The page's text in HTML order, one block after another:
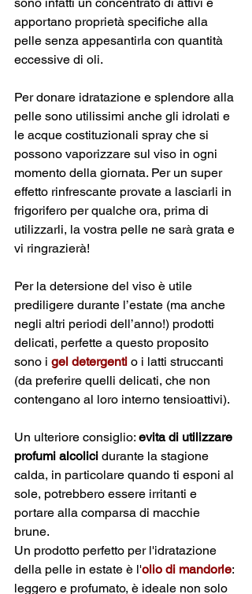
apportano proprietà specifiche alla
pelle senza appesantirla con quantità
eccessive di oli.
Per donare idratazione e splendore alla
pelle sono utilissimi anche gli idrolati e
le acque costituzionali spray che si
possono vaporizzare sul viso in ogni
momento della giornata. Per un super
effetto rinfrescante provate a lasciarli in
frigorifero per qualche ora, prima di
utilizzarli, la vostra pelle ne sarà grata e
vi ringrazierà!
Per la detersione del viso è utile
prediligere durante l’estate (ma anche
negli altri periodi dell’anno!) prodotti
delicati, perfette a questo proposito
sono i gel detergenti o i latti struccanti
(da preferire quelli delicati, che non
contengano al loro interno tensioattivi).
Un ulteriore consiglio: evita di utilizzare
profumi alcolici durante la stagione
calda, in particolare quando ti esponi al
sole, potrebbero essere irritanti e
portare alla comparsa di macchie
brune.
Un prodotto perfetto per l'idratazione
della pelle in estate è l'olio di mandorle:
leggero e profumato, è ideale non solo